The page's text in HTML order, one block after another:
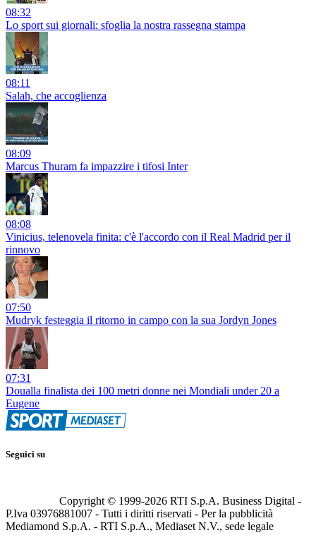
08:32
Lo sport sui giornali: sfoglia la nostra rassegna stampa
08:11
Salah, che accoglienza
08:09
Marcus Thuram fa impazzire i tifosi Inter
08:08
Vinicius, telenovela finita: c'è l'accordo con il Real Madrid per il
rinnovo
07:50
Mudryk festeggia il ritorno in campo con la sua Jordyn Jones
07:31
Doualla finalista dei 100 metri donne nei Mondiali under 20 a
Eugene
Seguici su
Copyright © 1999-2026 RTI S.p.A. Business Digital -
P.Iva 03976881007 - Tutti i diritti riservati - Per la pubblicità
Mediamond S.p.A. - RTI S.p.A., Mediaset N.V., sede legale